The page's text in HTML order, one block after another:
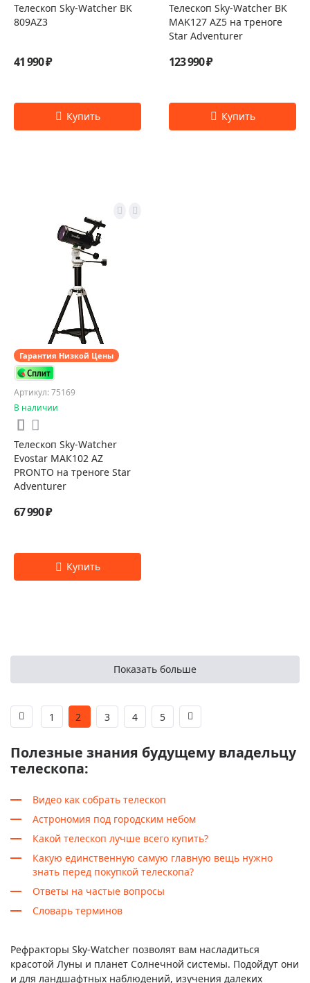
Телескоп Sky-Watcher BK
809AZ3
41 990 ₽
Телескоп Sky-Watcher BK
MAK127 AZ5 на треноге
Star Adventurer
123 990 ₽
Гарантия Низкой Цены
Артикул: 75169
В наличии
Телескоп Sky-Watcher
Evostar МАК102 AZ
PRONTO на треноге Star
Adventurer
67 990 ₽
Показать больше
1 2 3 4 5
Полезные знания будущему владельцу
телескопа:
Видео как собрать телескоп
Астрономия под городским небом
Какой телескоп лучше всего купить?
Какую единственную самую главную вещь нужно
знать перед покупкой телескопа?
Ответы на частые вопросы
Словарь терминов
Рефракторы Sky-Watcher позволят вам насладиться
красотой Луны и планет Солнечной системы. Подойдут они
и для ландшафтных наблюдений, изучения далеких